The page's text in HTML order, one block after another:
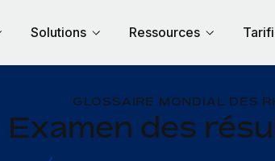
Solutions Ressources
GLOSSAIRE MONDIAL DES
Examen des